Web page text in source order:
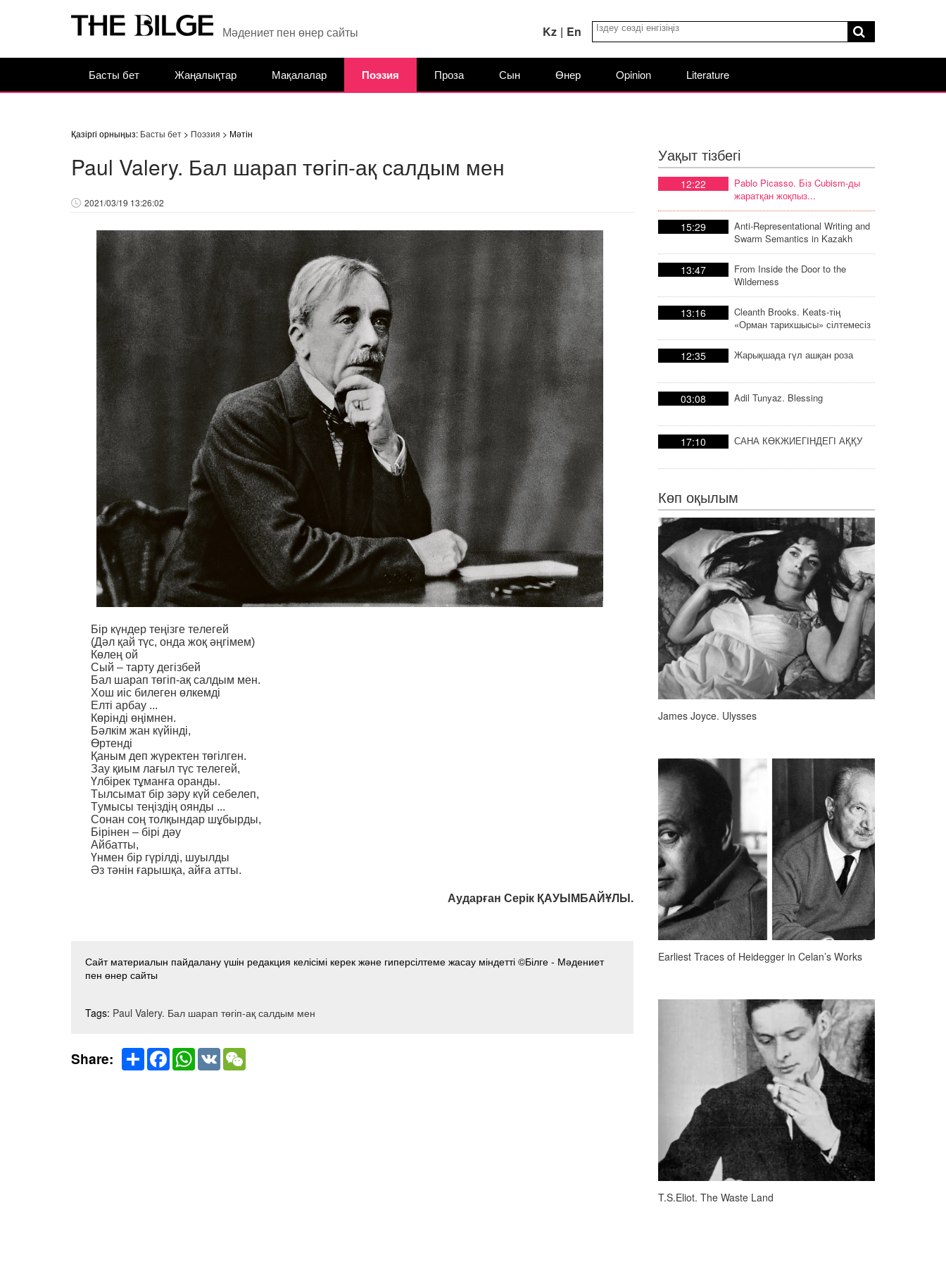
Мәдениет пен өнер сайты Kz | En
Басты бет Жаңалықтар Мақалалар Поэзия Проза Сын Өнер Opinion Literature
Қазіргі орныңыз: Басты бет> Поэзия > Мәтін
Paul Valery. Бал шарап төгіп-ақ салдым мен
2021/03/19 13:26:02
Бір күндер теңізге телегей
(Дәл қай түс, онда жоқ әңгімем)
Көлең ой
Сый – тарту дегізбей
Бал шарап төгіп-ақ салдым мен.
Хош иіс билеген өлкемді
Елті арбау ...
Көрінді өңімнен.
Бәлкім жан күйінді,
Өртенді
Қаным деп жүректен төгілген.
Зау қиым лағыл түс телегей,
Үлбірек тұманға оранды.
Тылсымат бір зәру күй себелеп,
Тумысы теңіздің оянды ...
Сонан соң толқындар шұбырды,
Бірінен – бірі дәу
Айбатты,
Үнмен бір гүрілді, шуылды
Әз тәнін ғарышқа, айға атты.
Аударған Серік ҚАУЫМБАЙҰЛЫ.
Сайт материалын пайдалану үшін редакция келісімі керек және гиперсілтеме жасау міндетті ©Білге - Мәдениет
пен өнер сайты
Tags: Paul Valery. Бал шарап төгіп-ақ салдым мен
Share: Share FacebookWhatsApp
VK WeChat
Уақыт тізбегі
12:22
Pablo Picasso. Біз Cubism-ды
жаратқан жоқпыз...
15:29
Anti-Representational Writing and
Swarm Semantics in Kazakh
Poetic Discourse
13:47
From Inside the Door to the
Wilderness
13:16
Cleanth Brooks. Keats-тің
«Орман тарихшысы» сілтемесіз
тарих
12:35 Жарықшада гүл ашқан роза
03:08 Adil Tunyaz. Blessing
17:10 САНА КӨКЖИЕГІНДЕГІ АҚҚУ
Көп оқылым
James Joyce. Ulysses
Earliest Traces of Heidegger in Celan’s Works
T.S.Eliot. The Waste Land